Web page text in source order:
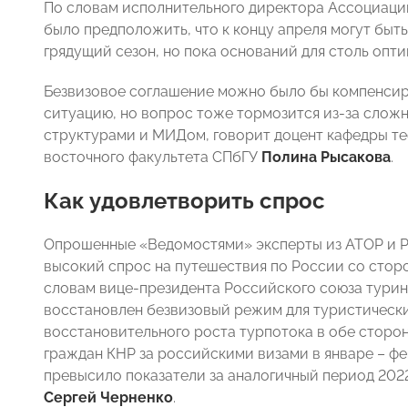
По словам исполнительного директора
было предположить, что к концу апреля могут
грядущий сезон, но пока оснований для столь
Безвизовое соглашение можно было бы
ситуацию, но вопрос тоже тормозится из-за
структурами и МИДом, говорит доцент кафедры
восточного факультета СПбГУ Полина Рысакова.
Как удовлетворить спрос
Опрошенные «Ведомостями» эксперты из АТОР и
высокий спрос на путешествия по России со
словам вице-президента Российского союза
восстановлен безвизовый режим для
восстановительного роста турпотока в обе
граждан КНР за российскими визами в январе –
превысило показатели за аналогичный период
Сергей Черненко.